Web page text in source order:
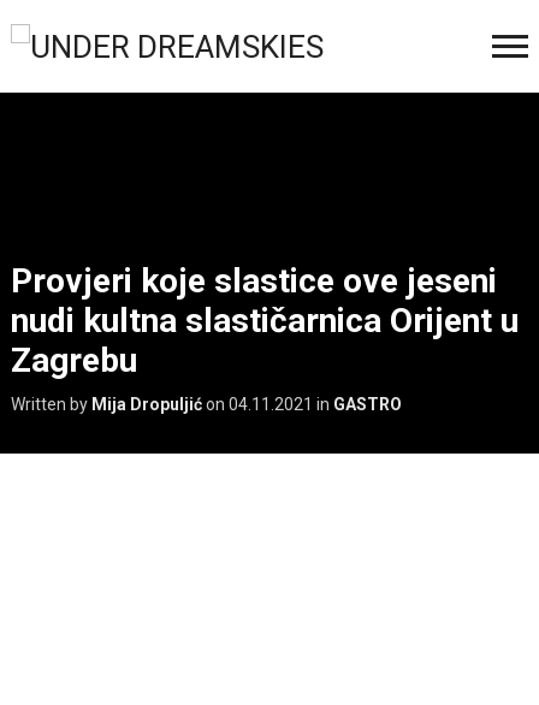
Provjeri koje slastice ove jeseni
nudi kultna slastičarnica Orijent u
Zagrebu
Written by Mija Dropuljićon 04.11.2021 in GASTRO